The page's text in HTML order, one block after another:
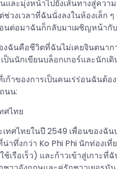
และมุ่งหน้าไปยังเส้นทางสู่คว
วงเวลาที่ฉันนั่งลงในห้องเล็ก
นต่อมาฉันก็กลับมาเผชิญหน้า
ฉันคือชีวิตที่ฉันไม่เคยจินตนา
ป็นนักเขียนบล็อกเกอร์และนักเ
าของการเป็นคนเร่ร่อนฉันต้อ
นน:
ศไทย
ทศไทยในปี 2549 เพื่อนของฉั
าทึ่งกว่า Ko Phi Phi นักท่องเ
เรือเร็ว) และก้าวเข้าสู่เกาะที่